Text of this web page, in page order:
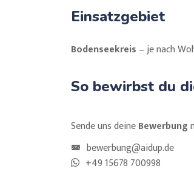
Einsatzgebiet
Bodenseekreis – je nach
So bewirbst du
Sende uns deineBewerbung
bewerbung@aidup.de
+49 15678 700998